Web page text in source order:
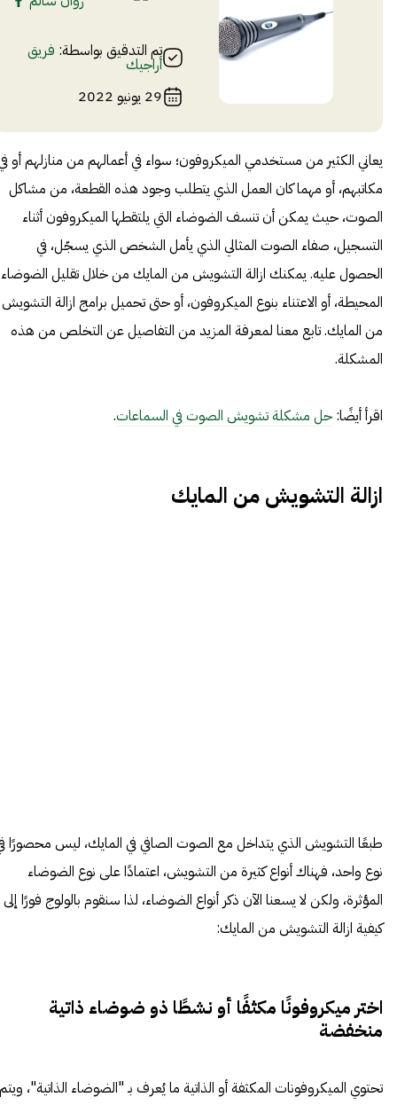
تم التدقيق بواسطة: فريق
أراجيك
29 يونيو 2022
يعاني الكثير من مستخدمي الميكروفون؛ سواء في أعمالهم من منازلهم أو
مكاتبهم، أو مهما كان العمل الذي يتطلب وجود هذه القطعة، من مشاكل
الصوت، حيث يمكن أن تنسف الضوضاء التي يلتقطها الميكروفون أثناء
التسجيل، صفاء الصوت المثالي الذي يأمل الشخص الذي يسجّل، في
الحصول عليه. يمكنك ازالة التشويش من المايك من خلال تقليل الضوضاء
المحيطة، أو الاعتناء بنوع الميكروفون، أو حتى تحميل برامج ازالة التشويش
من المايك. تابع معنا لمعرفة المزيد من التفاصيل عن التخلص من هذه
المشكلة.
اقرأ أيضًا: حل مشكلة تشويش الصوت في السماعات.
ازالة التشويش من المايك
طبعًا التشويش الذي يتداخل مع الصوت الصافي في المايك، ليس محصورًا
نوع واحد، فهناك أنواع كثيرة من التشويش، اعتمادًا على نوع الضوضاء
المؤثرة، ولكن لا يسعنا الآن ذكر أنواع الضوضاء، لذا سنقوم بالولوج فورًا إلى
كيفية ازالة التشويش من المايك:
اختر ميكروفونًا مكثفًا أو نشطًا ذو ضوضاء ذاتية
منخفضة
تحتوي الميكروفونات المكثفة أو الذاتية ما يُعرف بـ "الضوضاء الذاتية"، ويتم